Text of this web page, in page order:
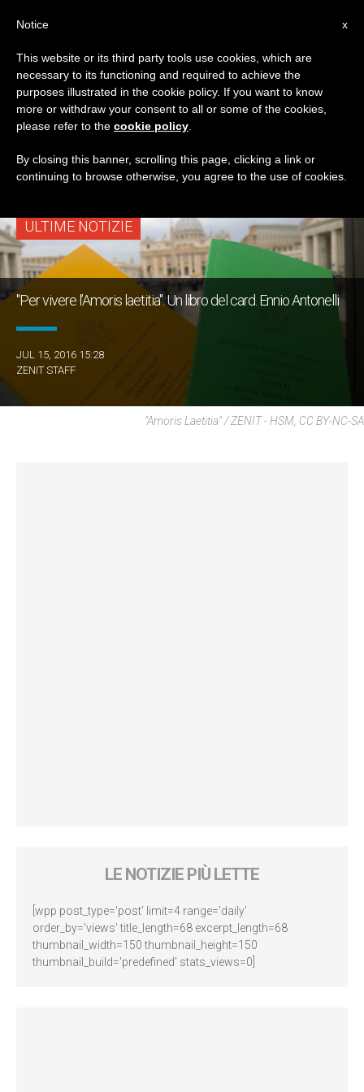
TAG
Posts Tagged
‘operatori Pastorali’
ULTIME NOTIZIE
"Per vivere l’Amoris laetitia". Un libro del card. Ennio Antonelli
JUL 15, 2016 15:28
ZENIT STAFF
"Amoris Laetitia" / ZENIT - HSM, CC BY-NC-SA
LE NOTIZIE PIÙ LETTE
[wpp post_type='post' limit=4 range='daily'
order_by='views' title_length=68 excerpt_length=68
thumbnail_width=150 thumbnail_height=150
thumbnail_build='predefined' stats_views=0]
x
Notice
This website or its third party tools use cookies, which are
necessary to its functioning and required to achieve the
purposes illustrated in the cookie policy. If you want to know
more or withdraw your consent to all or some of the cookies,
please refer to the cookie policy
By closing this banner, scrolling this page, clicking a link or
continuing to browse otherwise, you agree to the use of cookies.